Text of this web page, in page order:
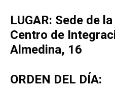
LUGAR: Sede de
Centro de
Almedina, 16
ORDEN DEL DÍA: